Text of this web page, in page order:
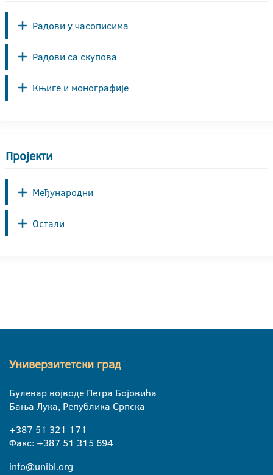
Радови у часописима
Радови са скупова
Књиге и монографије
Пројекти
Међународни
Остали
Универзитетски град
Булевар војводе Петра Бојовића
Бања Лука, Република Српска
+387 51 321 171
Факс: +387 51 315 694
info@unibl.org